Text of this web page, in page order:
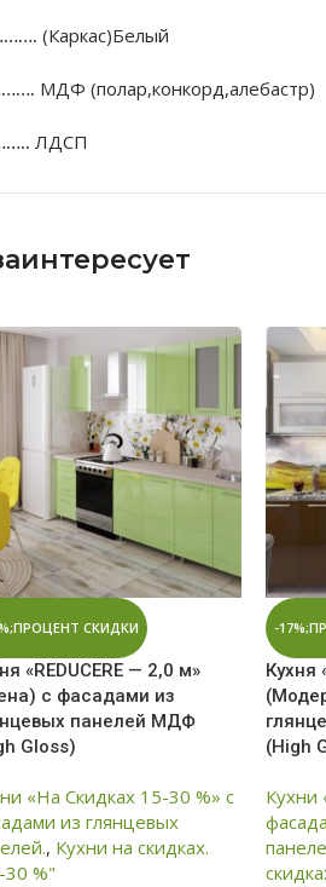
(Каркас)Белый
МДФ (полар,конкорд,алебастр)
ЛДСП
СКИДКИ
«REDUCERE — 2,0 м»
с фасадами из
панелей МДФ
Gloss)
«На Скидках 15-30 %» с
из глянцевых
, Кухни на скидках.
30 %"
-
Кухня
(High
Кухни